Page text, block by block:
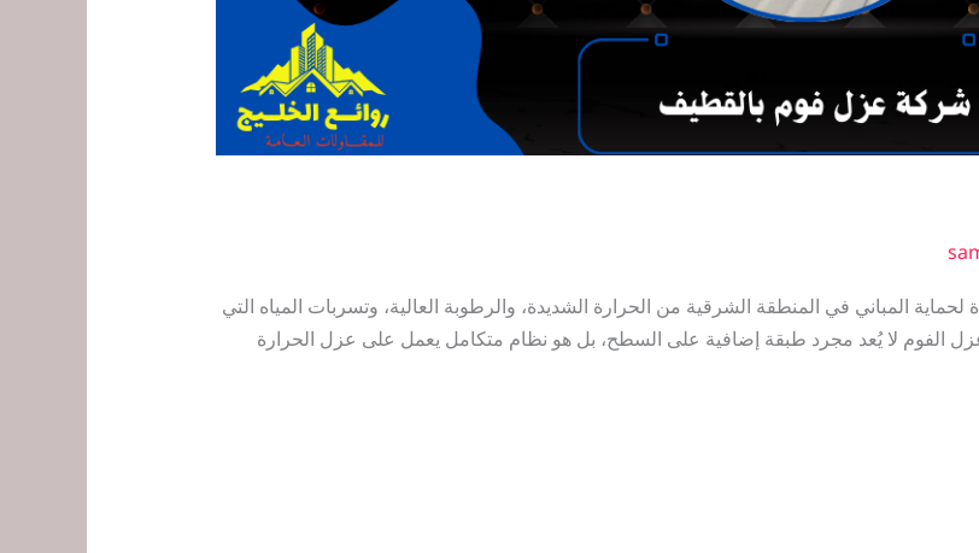
المباني في المنطقة الشرقية من الحرارة الشديدة، والرطوبة العالية، وتسربات المياه التي
الفوم لا يُعد مجرد طبقة إضافية على السطح، بل هو نظام متكامل يعمل على عزل الحرارة